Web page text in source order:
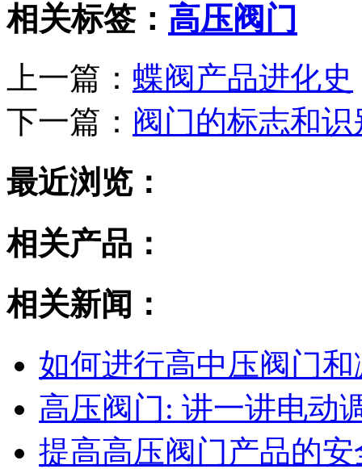
相关标签： 高压阀门
上一篇： 蝶阀产品进化史
下一篇： 阀门的标志和
最近浏览：
相关产品：
相关新闻：
如何进行高中压阀门
高压阀门: 讲一讲电动
提高高压阀门产品的安